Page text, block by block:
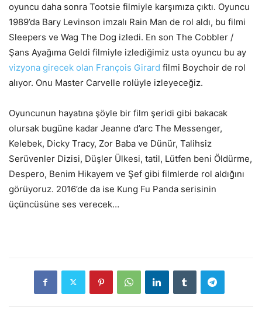
oyuncu daha sonra Tootsie filmiyle karşımıza çıktı. Oyuncu
1989’da Bary Levinson imzalı Rain Man de rol aldı, bu filmi
Sleepers ve Wag The Dog izledi. En son The Cobbler /
Şans Ayağıma Geldi filmiyle izlediğimiz usta oyuncu bu ay
vizyona girecek olan François Girard filmi Boychoir de rol
alıyor. Onu Master Carvelle rolüyle izleyeceğiz.
Oyuncunun hayatına şöyle bir film şeridi gibi bakacak
olursak bugüne kadar Jeanne d’arc The Messenger,
Kelebek, Dicky Tracy, Zor Baba ve Dünür, Talihsiz
Serüvenler Dizisi, Düşler Ülkesi, tatil, Lütfen beni Öldürme,
Despero, Benim Hikayem ve Şef gibi filmlerde rol aldığını
görüyoruz. 2016’de da ise Kung Fu Panda serisinin
üçüncüsüne ses verecek…